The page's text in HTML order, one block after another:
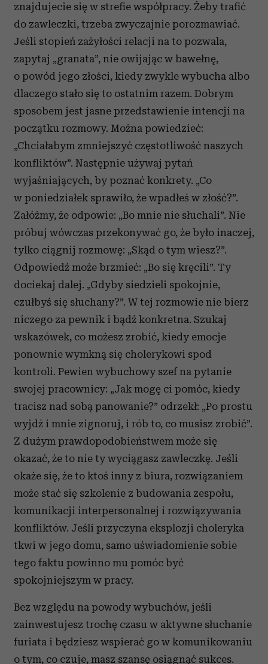
znajdujecie się w strefie współpracy. Żeby trafić
do zawleczki, trzeba zwyczajnie porozmawiać.
Jeśli stopień zażyłości relacji na to pozwala,
zapytaj „granata”, nie owijając w bawełnę,
o powód jego złości, kiedy zwykle wybucha albo
dlaczego stało się to ostatnim razem. Dobrym
sposobem jest jasne przedstawienie intencji na
początku rozmowy. Można powiedzieć:
„Chciałabym zmniejszyć częstotliwość naszych
konfliktów”. Następnie używaj pytań
wyjaśniających, by poznać konkrety. „Co
w poniedziałek sprawiło, że wpadłeś w złość?”.
Załóżmy, że odpowie: „Bo mnie nie słuchali”. Nie
próbuj wówczas przekonywać go, że było inaczej,
tylko ciągnij rozmowę: „Skąd o tym wiesz?”.
Odpowiedź może brzmieć: „Bo się kręcili”. Ty
dociekaj dalej. „Gdyby siedzieli spokojnie,
czułbyś się słuchany?”. W tej rozmowie nie bierz
niczego za pewnik i bądź konkretna. Szukaj
wskazówek, co możesz zrobić, kiedy emocje
ponownie wymkną się cholerykowi spod
kontroli. Pewien wybuchowy szef na pytanie
swojej pracownicy: „Jak mogę ci pomóc, kiedy
tracisz nad sobą panowanie?” odrzekł: „Po prostu
wyjdź i mnie zignoruj, i rób to, co musisz zrobić”.
Z dużym prawdopodobieństwem może się
okazać, że to nie ty wyciągasz zawleczkę. Jeśli
okaże się, że to ktoś inny z biura, rozwiązaniem
może stać się szkolenie z budowania zespołu,
komunikacji interpersonalnej i rozwiązywania
konfliktów. Jeśli przyczyna eksplozji choleryka
tkwi w jego domu, samo uświadomienie sobie
tego faktu powinno mu pomóc być
spokojniejszym w pracy.
Bez względu na powody wybuchów, jeśli
zainwestujesz trochę czasu w aktywne słuchanie
furiata i będziesz wspierać go w komunikowaniu
o tym, co czuje, masz szansę osiągnąć sukces.